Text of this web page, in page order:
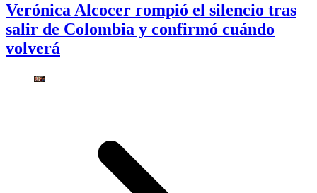
Verónica Alcocer rompió el silencio tras
salir de Colombia y confirmó cuándo
volverá